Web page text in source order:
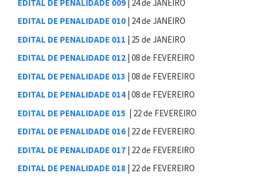
EDITAL DE PENALIDADE 009 | 24 de JANEIRO
EDITAL DE PENALIDADE 010 | 24 de JANEIRO
EDITAL DE PENALIDADE 011 | 25 de JANEIRO
EDITAL DE PENALIDADE 012 | 08 de FEVEREIRO
EDITAL DE PENALIDADE 013 | 08 de FEVEREIRO
EDITAL DE PENALIDADE 014 | 08 de FEVEREIRO
EDITAL DE PENALIDADE 015 | 22 de FEVEREIRO
EDITAL DE PENALIDADE 016 | 22 de FEVEREIRO
EDITAL DE PENALIDADE 017 | 22 de FEVEREIRO
EDITAL DE PENALIDADE 018 | 22 de FEVEREIRO